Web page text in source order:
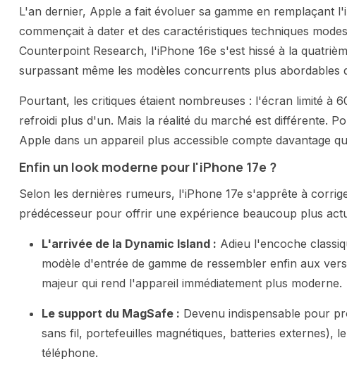
L'an dernier, Apple a fait évoluer sa gamme en remplaçant
commençait à dater et des caractéristiques techniques
Counterpoint Research, l'iPhone 16e s'est hissé à la
surpassant même les modèles concurrents plus abordables
Pourtant, les critiques étaient nombreuses : l'écran limité à
refroidi plus d'un. Mais la réalité du marché est différente.
Apple dans un appareil plus accessible compte davantage
Enfin un look moderne pour l'iPhone 17e ?
Selon les dernières rumeurs, l'iPhone 17e s'apprête à
prédécesseur pour offrir une expérience beaucoup plus
L'arrivée de la Dynamic Island : Adieu l'encoche
modèle d'entrée de gamme de ressembler enfin aux
majeur qui rend l'appareil immédiatement plus moderne.
Le support du MagSafe : Devenu indispensable pour
sans fil, portefeuilles magnétiques, batteries externes),
téléphone.